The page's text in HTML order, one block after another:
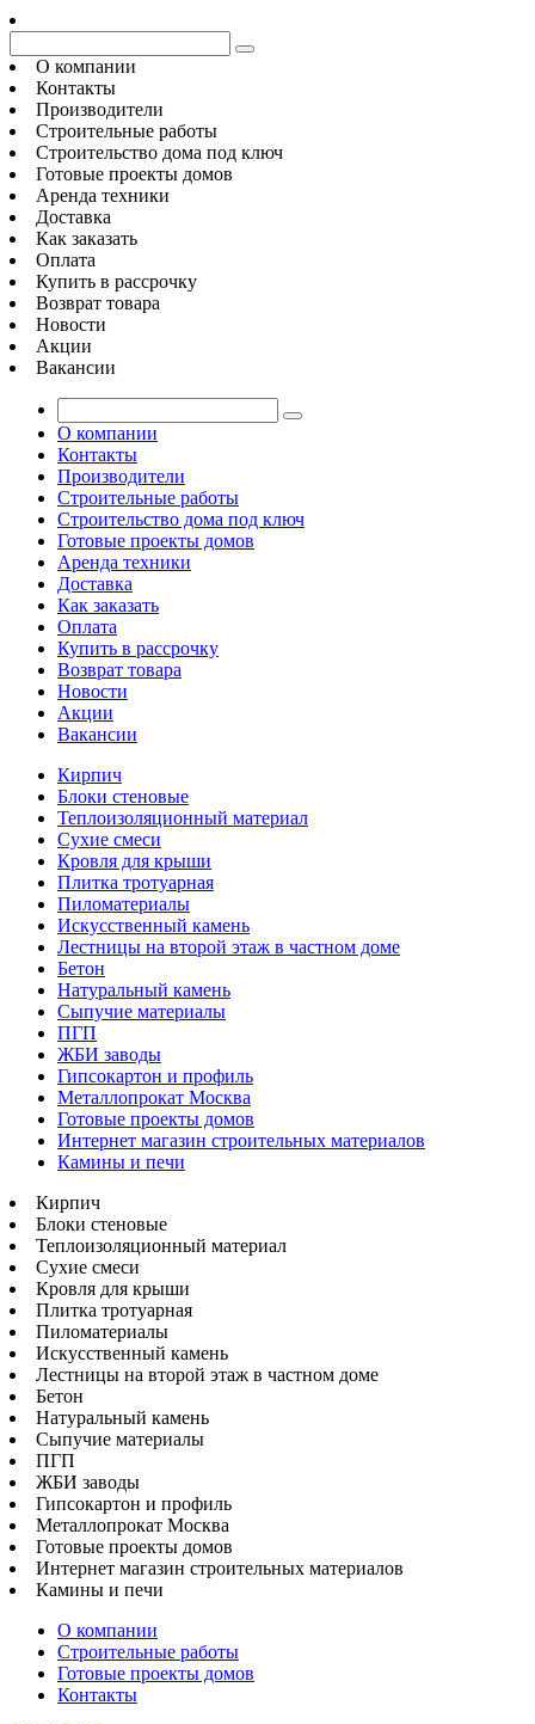
О компании
Контакты
Производители
Строительные работы
Строительство дома под ключ
Готовые проекты домов
Аренда техники
Доставка
Как заказать
Оплата
Купить в рассрочку
Возврат товара
Новости
Акции
Вакансии
О компании
Контакты
Производители
Строительные работы
Строительство дома под ключ
Готовые проекты домов
Аренда техники
Доставка
Как заказать
Оплата
Купить в рассрочку
Возврат товара
Новости
Акции
Вакансии
Кирпич
Блоки стеновые
Теплоизоляционный материал
Сухие смеси
Кровля для крыши
Плитка тротуарная
Пиломатериалы
Искусственный камень
Лестницы на второй этаж в частном доме
Бетон
Натуральный камень
Сыпучие материалы
ПГП
ЖБИ заводы
Гипсокартон и профиль
Металлопрокат Москва
Готовые проекты домов
Интернет магазин строительных материалов
Камины и печи
Кирпич
Блоки стеновые
Теплоизоляционный материал
Сухие смеси
Кровля для крыши
Плитка тротуарная
Пиломатериалы
Искусственный камень
Лестницы на второй этаж в частном доме
Бетон
Натуральный камень
Сыпучие материалы
ПГП
ЖБИ заводы
Гипсокартон и профиль
Металлопрокат Москва
Готовые проекты домов
Интернет магазин строительных материалов
Камины и печи
О компании
Строительные работы
Готовые проекты домов
Контакты